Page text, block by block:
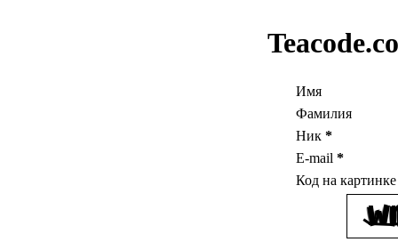
Имя
Фамилия
Ник *
E-mail *
Код на